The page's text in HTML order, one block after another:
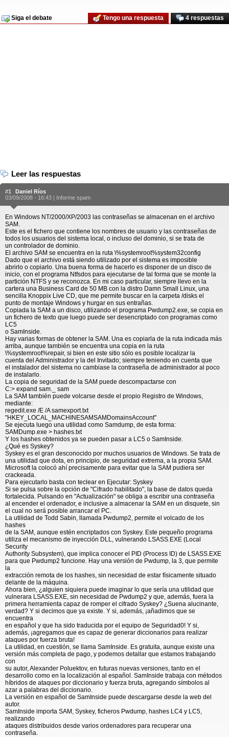
Siga el debate 4 respuestas
Tengo una respuesta
Leer las respuestas
#1
Daniel Ríos
03/09/2008 - 16:43 | Informe spam
En Windows NT/2000/XP/2003 las contraseñas se almacenan en el archivo
SAM.
Este es el fichero que contiene los nombres de usuario y las contraseñas de
todos los usuarios del sistema local, o incluso del dominio, si se trata de
un controlador de dominio.
El archivo SAM se encuentra en la ruta \%systemroot%system32config
Dado que el archivo está siendo utilizado por el sistema es imposible
abrirlo o copiarlo. Una buena forma de hacerlo es disponer de un disco de
inicio, con el programa Ntfsdos para ejecutarse de tal forma que se monte la
partición NTFS y se reconozca. En mi caso particular, siempre llevo en la
cartera una Business Card de 50 MB con la distro Damn Small Linux, una
sencilla Knoppix Live CD, que me permite buscar en la carpeta /disks el
punto de montaje Windows y hurgar en sus entrañas.
Copiada la SAM a un disco, utilizando el programa Pwdump2.exe, se copia en
un fichero de texto que luego puede ser desencriptado con programas como
LC5
o SamInside.
Hay varias formas de obtener la SAM. Una es copiarla de la ruta indicada más
arriba, aunque también se encuentra una copia en la ruta
\%systemroot%repair, si bien en este sitio sólo es posible localizar la
cuenta del Administrador y la del Invitado; siempre teniendo en cuenta que
el instalador del sistema no cambiase la contraseña de administrador al poco
de instalarlo.
La copia de seguridad de la SAM puede descompactarse con
C:> expand sam._ sam
La SAM también puede volcarse desde el propio Registro de Windows,
mediante:
regedit.exe /E /A samexport.txt
"HKEY_LOCAL_MACHINESAMSAMDomainsAccount"
Se ejecuta luego una utilidad como Samdump, de esta forma:
SAMDump.exe > hashes.txt
Y los hashes obtenidos ya se pueden pasar a LC5 o SamInside.
¿Qué es Syskey?
Syskey es el gran desconocido por muchos usuarios de Windows. Se trata de
una utilidad que dota, en principio, de seguridad extrema, a la propia SAM.
Microsoft la colocó ahí precisamente para evitar que la SAM pudiera ser
crackeada.
Para ejecutarlo basta con teclear en Ejecutar: Syskey
Si se pulsa sobre la opción de "Cifrado habilitado", la base de datos queda
fortalecida. Pulsando en "Actualización" se obliga a escribir una contraseña
al encender el ordenador, e inclusive a almacenar la SAM en un disquete, sin
el cual no será posible arrancar el PC.
La utilidad de Todd Sabin, llamada Pwdump2, permite el volcado de los
hashes
de la SAM, aunque estén encriptados con Syskey. Este pequeño programa
utiliza el mecanismo de inyección DLL, vulnerando LSASS.EXE (Local
Security
Authority Subsystem), que implica conocer el PID (Process ID) de LSASS.EXE
para que Pwdump2 funcione. Hay una versión de Pwdump, la 3, que permite
la
extracción remota de los hashes, sin necesidad de estar físicamente situado
delante de la máquina.
Ahora bien, ¿alguien siquiera puede imaginar lo que sería una utilidad que
vulnerara LSASS.EXE, sin necesidad de Pwdump2 y que, además, fuera la
primera herramienta capaz de romper el cifrado Syskey? ¿Suena alucinante,
verdad? Y si decimos que ya existe. Y si, además, ¡añadimos que se
encuentra
en español y que ha sido traducida por el equipo de Seguridad0! Y si,
además, ¡agregamos que es capaz de generar diccionarios para realizar
ataques por fuerza bruta!
La utilidad, en cuestión, se llama SamInside. Es gratuita, aunque existe una
versión más completa de pago, y podemos detallar que estamos trabajando
con
su autor, Alexander Poluektov, en futuras nuevas versiones, tanto en el
desarrollo como en la localización al español. SamInside trabaja con métodos
híbridos de ataques por diccionario y fuerza bruta, agregando símbolos al
azar a palabras del diccionario.
La versión en español de SamInside puede descargarse desde la web del
autor.
SamInside importa SAM, Syskey, ficheros Pwdump, hashes LC4 y LC5,
realizando
ataques distribuidos desde varios ordenadores para recuperar una
contraseña.